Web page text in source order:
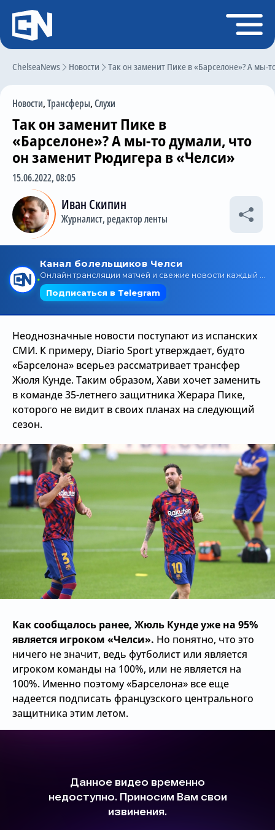
ChelseaNews Новости Так он заменит Пике в «Барселоне»? А мы-
Новости,Трансферы,Слухи
Так он заменит Пике в
«Барселоне»? А мы-то думали, что
он заменит Рюдигера в «Челси»
15.06.2022, 08:05
Иван Скипин
Журналист, редактор ленты
Неоднозначные новости поступают из испанских
СМИ. К примеру, Diario Sport утверждает, будто
«Барселона» всерьез рассматривает трансфер
Жюля Кунде. Таким образом, Хави хочет заменить
в команде 35-летнего защитника Жерара Пике,
которого не видит в своих планах на следующий
сезон.
Как сообщалось ранее, Жюль Кунде уже на 95%
является игроком «Челси». Но понятно, что это
ничего не значит, ведь футболист или является
игроком команды на 100%, или не является на
100%. Именно поэтому «Барселона» все еще
надеется подписать французского центрального
защитника этим летом.
Регистрация
Главная
Чат
Трансферы
Слухи
История Челси
Статистика
Календарь игр
Поиск по сайту
Трансляции
О сайте
Контакты